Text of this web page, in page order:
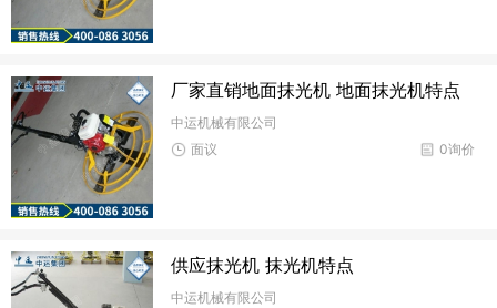
厂家直销地面抹光机 地面抹光机特点
中运机械有限公司
0询价
面议
供应抹光机 抹光机特点
中运机械有限公司